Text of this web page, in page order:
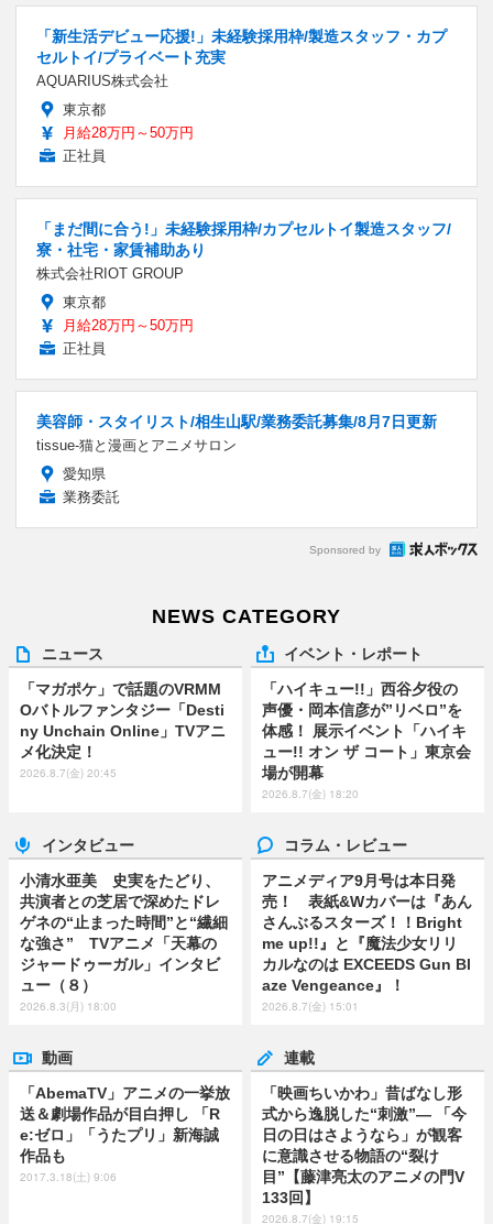
「新生活デビュー応援!」未経験採用枠/製造スタッフ・カプ
セルトイ/プライベート充実
AQUARIUS株式会社
東京都
月給28万円～50万円
正社員
「まだ間に合う!」未経験採用枠/カプセルトイ製造スタッフ/
寮・社宅・家賃補助あり
株式会社RIOT GROUP
東京都
月給28万円～50万円
正社員
美容師・スタイリスト/相生山駅/業務委託募集/8月7日更新
tissue-猫と漫画とアニメサロン
愛知県
業務委託
Sponsored by
NEWS CATEGORY
ニュース
「マガポケ」で話題のVRMM
Oバトルファンタジー「Desti
ny Unchain Online」TVアニ
メ化決定！
2026.8.7(金) 20:45
イベント・レポート
「ハイキュー!!」西谷夕役の
声優・岡本信彦が”リベロ”を
体感！ 展示イベント「ハイキ
ュー!! オン ザ コート」東京会
場が開幕
2026.8.7(金) 18:20
インタビュー
小清水亜美 史実をたどり、
共演者との芝居で深めたドレ
ゲネの“止まった時間”と“繊細
な強さ” TVアニメ「天幕の
ジャードゥーガル」インタビ
ュー（８）
2026.8.3(月) 18:00
コラム・レビュー
アニメディア9月号は本日発
売！ 表紙&Wカバーは『あん
さんぶるスターズ！！Bright
me up!!』と『魔法少女リリ
カルなのは EXCEEDS Gun Bl
aze Vengeance』！
2026.8.7(金) 15:01
動画
「AbemaTV」アニメの一挙放
送＆劇場作品が目白押し 「R
e:ゼロ」「うたプリ」新海誠
作品も
2017.3.18(土) 9:06
連載
「映画ちいかわ」昔ばなし形
式から逸脱した“刺激”― 「今
日の日はさようなら」が観客
に意識させる物語の“裂け
目”【藤津亮太のアニメの門V
133回】
2026.8.7(金) 19:15